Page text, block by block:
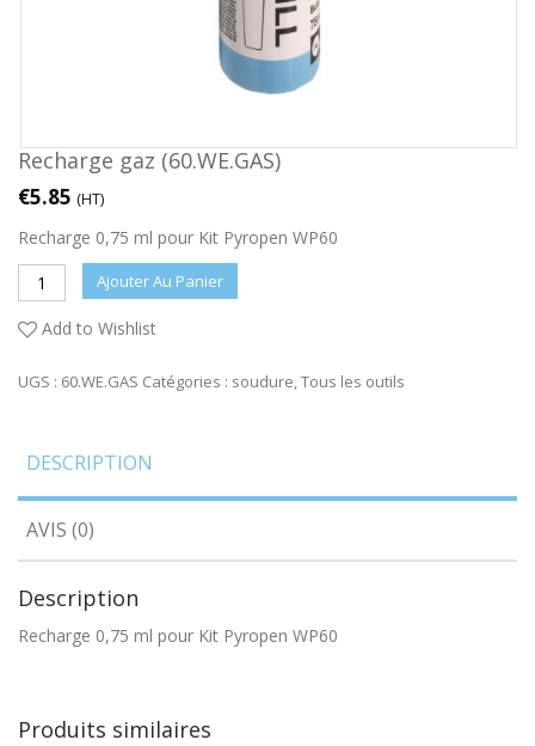
Recharge gaz (60.WE.GAS)
€5.85 (HT)
Recharge 0,75 ml pour Kit Pyropen WP60
Ajouter Au Panier
Add to Wishlist
UGS : 60.WE.GAS Catégories : soudure,Tous les outils
DESCRIPTION
AVIS (0)
Description
Recharge 0,75 ml pour Kit Pyropen WP60
Produits similaires